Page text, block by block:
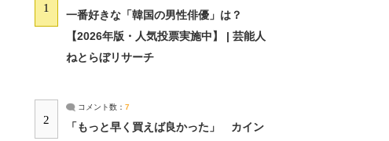
1
一番好きな「韓国の男性俳優」は？
【2026年版・人気投票実施中】 | 芸能人
ねとらぼリサーチ
2
コメント数： 7
「もっと早く買えば良かった」 カイン